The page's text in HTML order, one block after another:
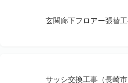
玄関廊下フロアー張替工
サッシ交換工事（長崎市